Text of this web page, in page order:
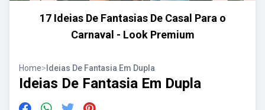
17 Ideias De Fantasias De Casal Para o
Carnaval - Look Premium
Home> Ideias De Fantasia Em Dupla
Ideias De Fantasia Em Dupla